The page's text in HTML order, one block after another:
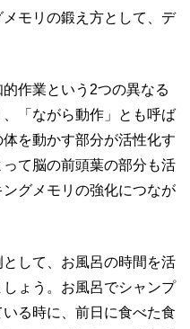
モリの鍛え方として、デ
作業という2つの異なる
「ながら動作」とも呼ば
を動かす部分が活性化す
て脳の前頭葉の部分も活
グメモリの強化につなが
して、お風呂の時間を活
ょう。お風呂でシャンプ
る時に、前日に食べた食